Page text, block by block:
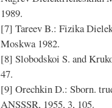
1989.
[7] Tareev B.: Fizika
Moskwa 1982.
[8] Slobodskoi S. and
47.
[9] Orechkin D.: Sborn.
ANSSSR, 1955, 3, 105.